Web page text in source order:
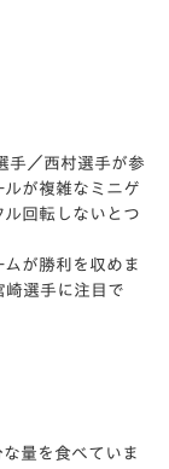
手／西村選手が参
が複雑なミニゲ
回転しないとつ
が勝利を収めま
崎選手に注目で
量を食べていま